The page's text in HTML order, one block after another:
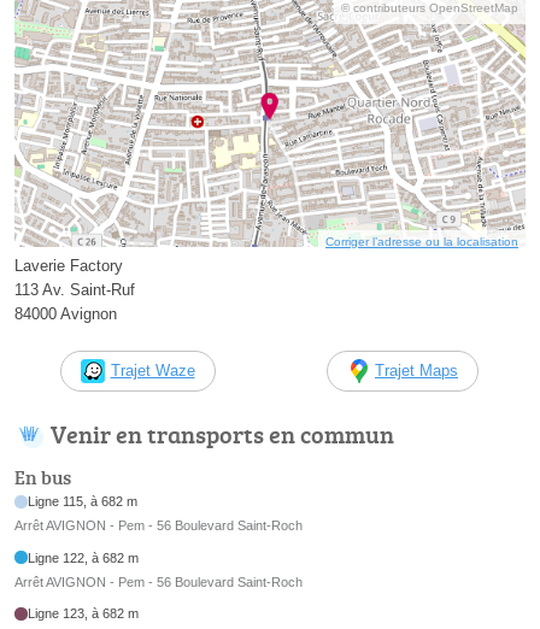
© contributeurs OpenStreetMap
Corriger l’adresse ou la localisation
Laverie Factory
113 Av. Saint-Ruf
84000 Avignon
Trajet Waze Trajet Maps
Venir en transports en commun
En bus
Ligne 115, à 682 m
Arrêt AVIGNON - Pem - 56 Boulevard Saint-Roch
Ligne 122, à 682 m
Arrêt AVIGNON - Pem - 56 Boulevard Saint-Roch
Ligne 123, à 682 m